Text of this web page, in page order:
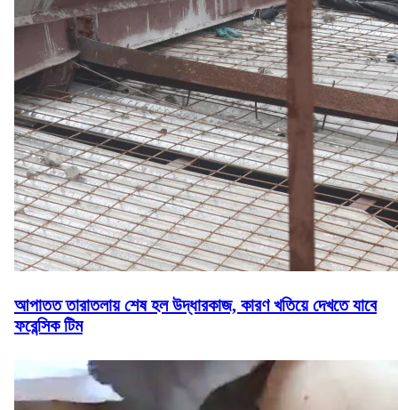
আপাতত তারাতলায় শেষ হল উদ্ধারকাজ, কারণ খতিয়ে দেখতে যাবে
ফরেন্সিক টিম